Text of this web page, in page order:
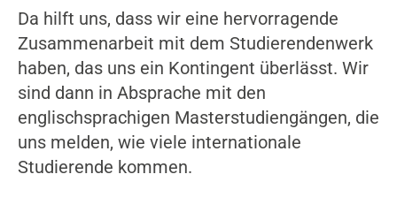
Da hilft uns, dass wir eine hervorragende
Zusammenarbeit mit dem Studierendenwerk
haben, das uns ein Kontingent überlässt. Wir
sind dann in Absprache mit den
englischsprachigen Masterstudiengängen, die
uns melden, wie viele internationale
Studierende kommen.